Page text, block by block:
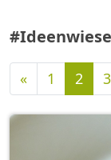
#Ideenwiese
«Vorherige
1 2 3